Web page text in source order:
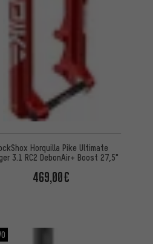
Horquilla Pike Ultimate
3.1 RC2 DebonAir+ Boost 27,5"
469,00€